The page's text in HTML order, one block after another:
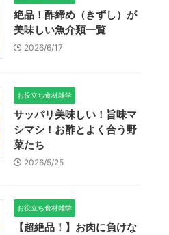
絶品！酢締め（きずし）が
美味しい魚介類一覧
2026/6/17
お役立ち食材雑学
サッパリ美味しい！旨味マ
シマシ！お酢とよく合う野
菜たち
2026/5/25
お役立ち食材雑学
【超絶品！】お肉に負けな